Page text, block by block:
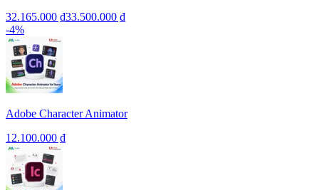
32.165.000 ₫33.500.000 ₫
-4%
Adobe Character Animator
12.100.000 ₫